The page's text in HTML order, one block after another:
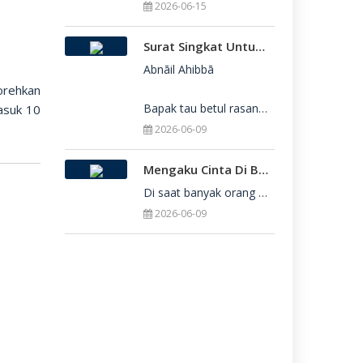
10
2026-06-15
Surat Singkat Untukmu Yang Belum Juga Diterima Di Perguruan Tinggi
Abnāil Ahibbā
Bapak tau betul rasanya berat sekali ketika dirimu belum juga diterima di Perguru
2026-06-09
Mengaku Cinta Di Balik Keterbatasan: Seni Menerima Diri Di Hadapan Ilahi
Di saat banyak orang yang serba menuntut kesempurnaan, kita sering kali terjebak dalam rasa bersalah
2026-06-09